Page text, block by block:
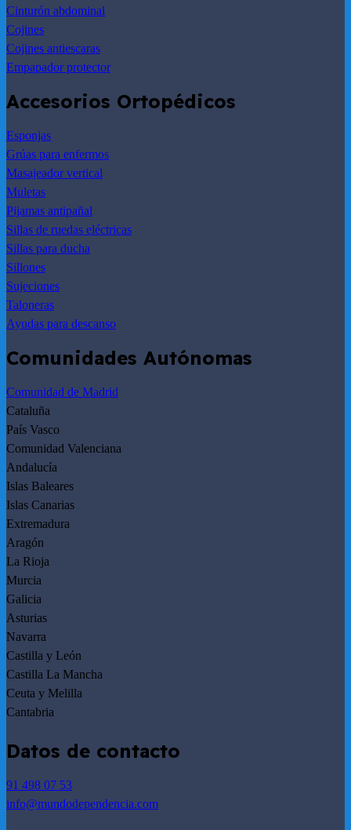
Cinturón abdominal
Cojines
Cojines antiescaras
Empapador protector
Accesorios Ortopédicos
Esponjas
Grúas para enfermos
Masajeador vertical
Muletas
Pijamas antipañal
Sillas de ruedas eléctricas
Sillas para ducha
Sillones
Sujeciones
Taloneras
Ayudas para descanso
Comunidades Autónomas
Comunidad de Madrid
Cataluña
País Vasco
Comunidad Valenciana
Andalucía
Islas Baleares
Islas Canarias
Extremadura
Aragón
La Rioja
Murcia
Galicia
Asturias
Navarra
Castilla y León
Castilla La Mancha
Ceuta y Melilla
Cantabria
Datos de contacto
91 498 07 53
info@mundodependencia.com